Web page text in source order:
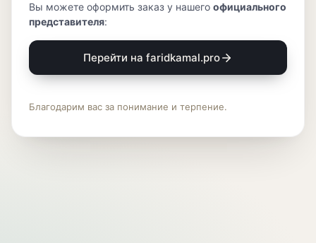
Вы можете оформить заказ у нашего официального
представителя:
Перейти на faridkamal.pro
Благодарим вас за понимание и терпение.